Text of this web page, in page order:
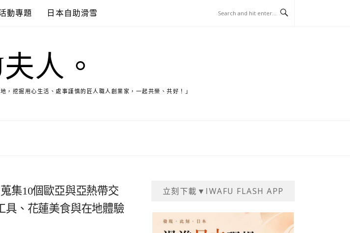
動專題 日本自助滑雪
夫人。
，挖掘用心生活、處事謹慎的匠人職人創業家，一起共榮、共好！」
集10個歐亞與亞熱帶交
具、花蓮美食與在地體驗
立刻下載▼IWAFU FLASH APP